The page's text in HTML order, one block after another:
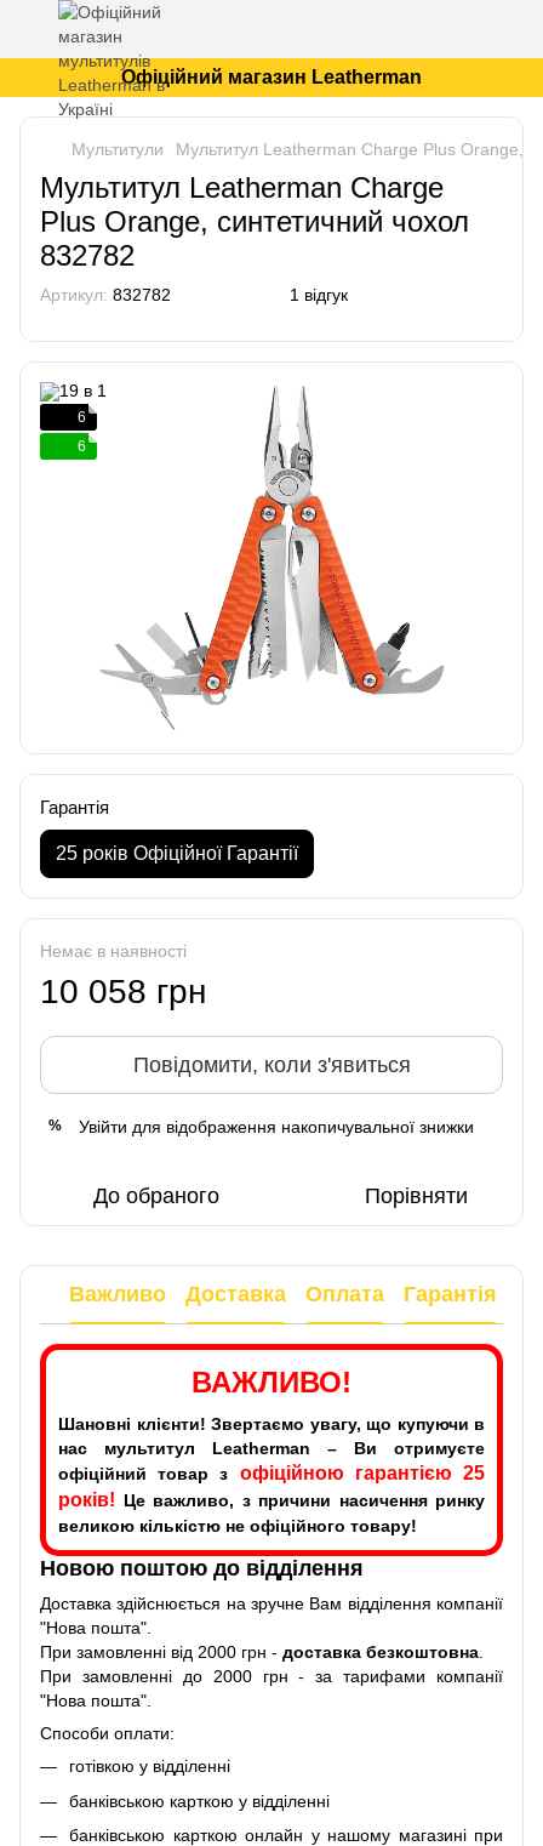
Офіційний магазин Leatherman
Мультитули Мультитул Leatherman Charge Plus Orange,
Мультитул Leatherman Charge
Plus Orange, синтетичний чохол
832782
Артикул: 832782 1 відгук
6
6
Гарантія
25 років Офіційної Гарантії
Немає в наявності
10 058 грн
Повідомити, коли з'явиться
% Увійти для відображення накопичувальної знижки
До обраного Порівняти
Важливо Доставка Оплата Гарантія
ВАЖЛИВО!
Шановні клієнти! Звертаємо увагу, що купуючи в
нас мультитул Leatherman – Ви отримуєте
офіційний товар з офіційною гарантією 25
років! Це важливо, з причини насичення ринку
великою кількістю не офіційного товару!
Новою поштою до відділення
Доставка здійснюється на зручне Вам відділення компанії
"Нова пошта".
При замовленні від 2000 грн - доставка безкоштовна
При замовленні до 2000 грн - за тарифами компанії
"Нова пошта".
Способи оплати:
готівкою у відділенні
банківською карткою у відділенні
банківською карткою онлайн у нашому магазині при